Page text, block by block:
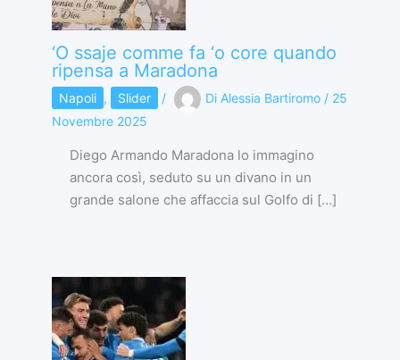
‘O ssaje comme fa ‘o core quando
ripensa a Maradona
Napoli , Slider / Di Alessia Bartiromo / 25
Novembre 2025
Diego Armando Maradona lo immagino
ancora così, seduto su un divano in un
grande salone che affaccia sul Golfo di […]